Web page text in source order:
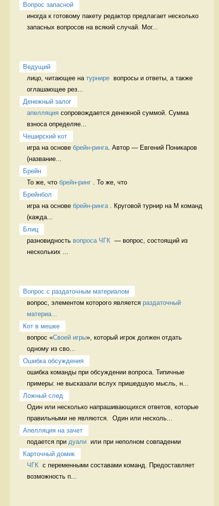
Вопрос запасной
иногда к готовому пакету редактор предлагает несколько
запасных вопросов на всякий случай. Мог...
Ведущий
лицо, читающее на турнире
  вопросы и ответы, а также
оглашающее рез...
Денежный залог
апелляция сопровождается денежной суммой. Сумма
взноса определяе...
Чеширский кот
игра на основе брейн-ринга . Автор — Евгений Поникаров
(название...
Брейн
То же, что брейн-ринг . То же, что
Брейнбол
игра на основе брейн-ринга . Круговой турнир на М команд
(кажда...
Блиц
разновидность вопроса ЧГК
  — вопрос, состоящий из
нескольких ...
Вопрос с раздаточным материалом
вопрос, элементом которого является раздаточный
материа...
Кот в мешке
вопрос «Своей игры», который игрок должен отдать
одному из сво...
Ошибка обсуждения
ошибка команды при обсуждении вопроса. Типичные
примеры: не высказали вслух пришедшую мысль, н...
Ложный след
Один или несколько напрашивающихся ответов, которые
правильными не являются.  Один или несколь...
Апелляция на зачет
подается при дуали
  или при неполном совпадении
Карточный домик
ЧГК
  с переменными составами команд. Предоставляет
возможность п...